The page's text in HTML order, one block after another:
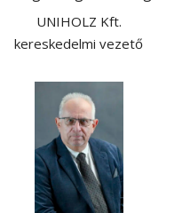
UNIHOLZ Kft.
kereskedelmi vezető